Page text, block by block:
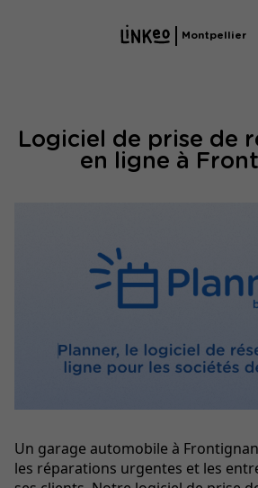
Montpellier
Logiciel de prise de
en ligne à
Un garage automobile à
les réparations urgentes et les